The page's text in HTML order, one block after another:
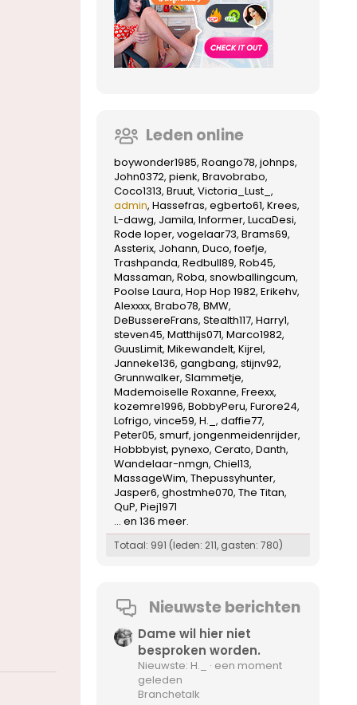
Leden online
boywonder1985 Roango78 johnps
John0372 pienk Bravobrabo
Coco1313 Bruut Victoria_Lust_
admin Hassefras egberto61 Krees
L-dawg Jamila Informer LucaDesi
Rode loper vogelaar73 Brams69
Assterix Johann Duco foefje
Trashpanda Redbull89 Rob45
Massaman Roba snowballingcum
Poolse Laura Hop Hop 1982 Erikehv
Alexxxx Brabo78 BMW
DeBussereFrans Stealth117 Harry1
steven45 Matthijs071 Marco1982
GuusLimit Mikewandelt Kijrel
Janneke136 gangbang stijnv92
Grunnwalker Slammetje
Mademoiselle Roxanne Freexx
kozemre1996 BobbyPeru Furore24
Lofrigo vince59 H._
daffie77
Peter05 smurf jongenmeidenrijder
Hobbbyist pynexo Cerato Danth
Wandelaar-nmgn Chiel13
MassageWim Thepussyhunter
Jasper6 ghostmhe070 The Titan
QuP Piej1971
... en 136 meer.
Totaal: 991 (leden: 211, gasten: 780)
Nieuwste berichten
Dame wil hier niet
besproken worden.
Nieuwste: H._
een moment
geleden
Branchetalk